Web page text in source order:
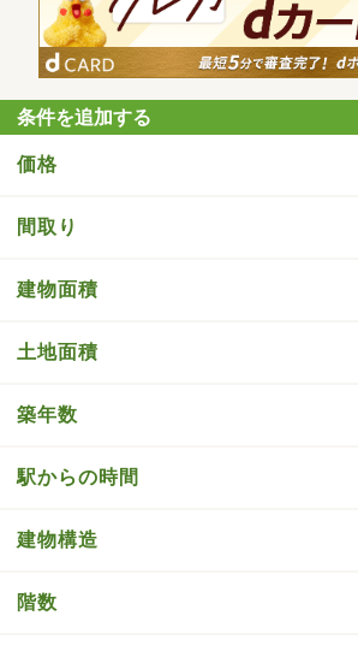
条件を追加する
価格
間取り
建物面積
土地面積
築年数
駅からの時間
建物構造
階数